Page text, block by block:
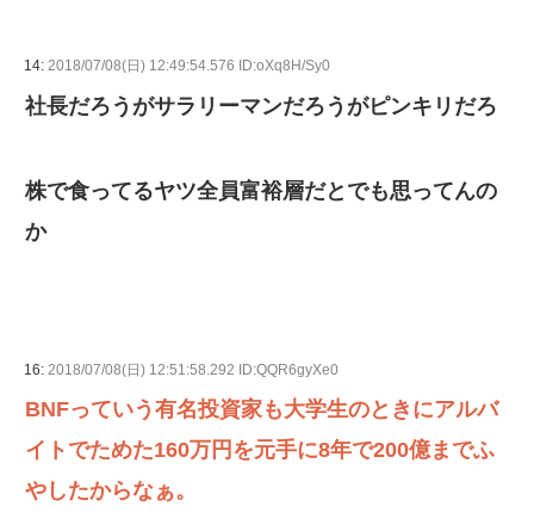
14: 2018/07/08(日) 12:49:54.576 ID:oXq8H/Sy0
社長だろうがサラリーマンだろうがピンキリだろ
株で食ってるヤツ全員富裕層だとでも思ってんの
か
16: 2018/07/08(日) 12:51:58.292 ID:QQR6gyXe0
BNFっていう有名投資家も大学生のときにアルバ
イトでためた160万円を元手に8年で200億までふ
やしたからなぁ。